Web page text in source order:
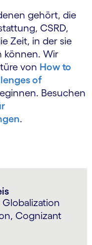
gehört, die
CSRD,
Zeit, in der sie
können. Wir
von How to
of
Besuchen
.
Cognizant